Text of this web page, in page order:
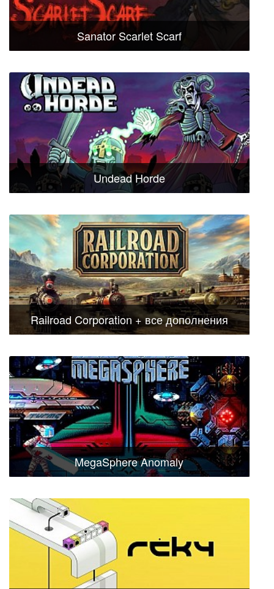
Sanator Scarlet Scarf
Undead Horde
Railroad Corporation + все дополнения
MegaSphere Anomaly